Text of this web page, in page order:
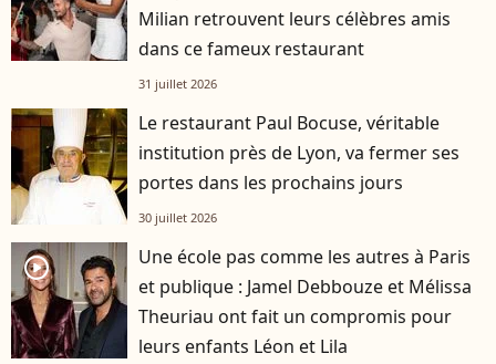
Milian retrouvent leurs célèbres amis
dans ce fameux restaurant
31 juillet 2026
Le restaurant Paul Bocuse, véritable
institution près de Lyon, va fermer ses
portes dans les prochains jours
30 juillet 2026
player2
Une école pas comme les autres à Paris
et publique : Jamel Debbouze et Mélissa
Theuriau ont fait un compromis pour
leurs enfants Léon et Lila